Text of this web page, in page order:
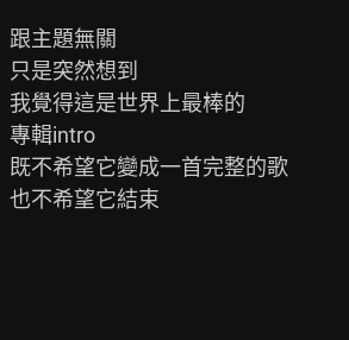
跟主題無關
只是突然想到
我覺得這是世界上最棒的
專輯intro
既不希望它變成一首完整的歌
也不希望它結束